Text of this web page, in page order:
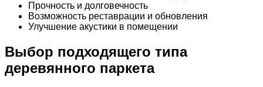
Прочность и долговечность
Возможность реставрации и обновления
Улучшение акустики в помещении
Выбор подходящего типа
деревянного паркета